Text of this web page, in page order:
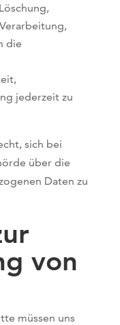
die
jederzeit zu
sich bei
über die
Daten zu
von
müssen uns